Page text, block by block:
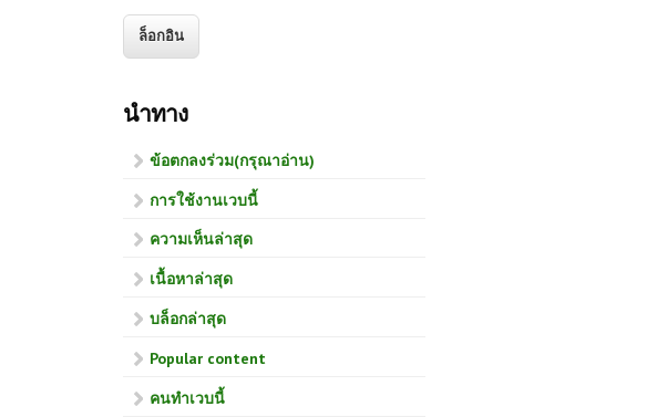
นำทาง
ข้อตกลงร่วม(กรุณาอ่าน)
การใช้งานเวบนี้
ความเห็นล่าสุด
เนื้อหาล่าสุด
บล็อกล่าสุด
Popular content
คนทำเวบนี้